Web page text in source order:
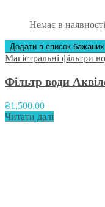
Немає в наявності
Додати в список бажаних
Магістральні фільтри
Фільтр води
₴1,500.00
Читати далі